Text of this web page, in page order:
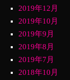
2019年12月
2019年10月
2019年9月
2019年8月
2019年7月
2018年10月